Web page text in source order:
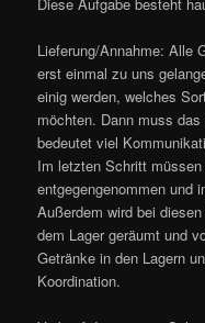
Lieferung/Annahme: Alle
erst einmal zu uns
einig werden, welches
möchten. Dann muss
bedeutet viel
Im letzten Schritt
entgegengenommen und
Außerdem wird bei
dem Lager geräumt und
Getränke in den Lagern
Koordination.